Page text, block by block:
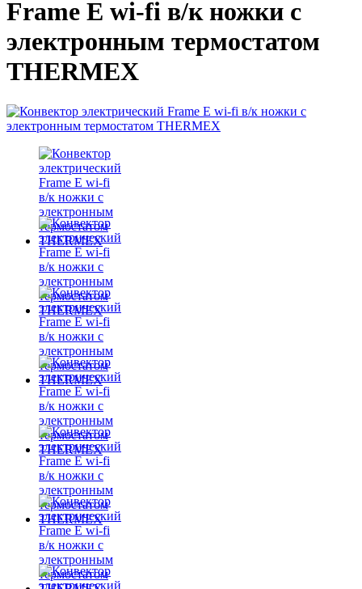
Frame E wi-fi в/к ножки с
электронным термостатом
THERMEX